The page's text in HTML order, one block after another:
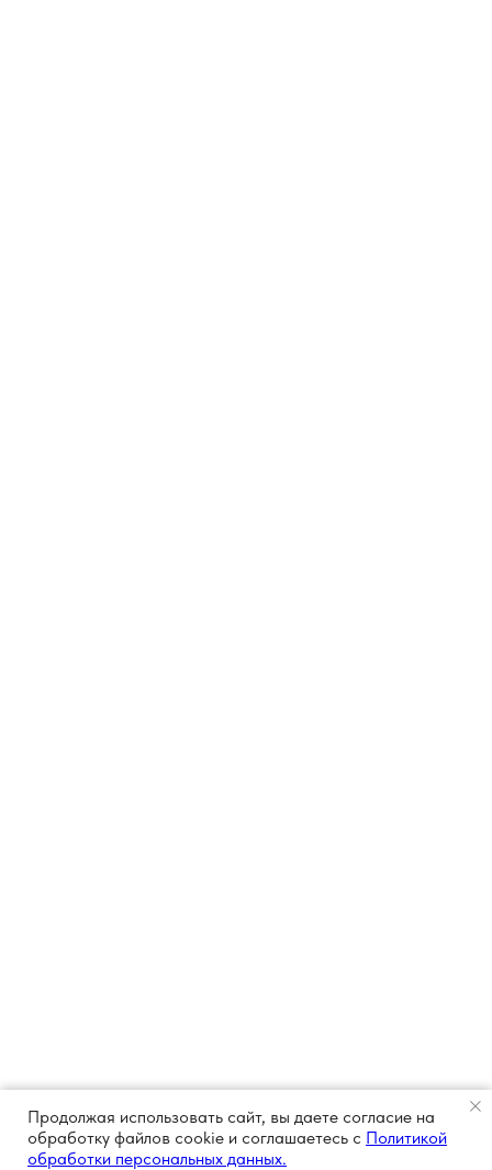
Продолжая использовать сайт, вы даете согласие на
обработку файлов cookie и соглашаетесь с Политикой
обработки персональных данных.